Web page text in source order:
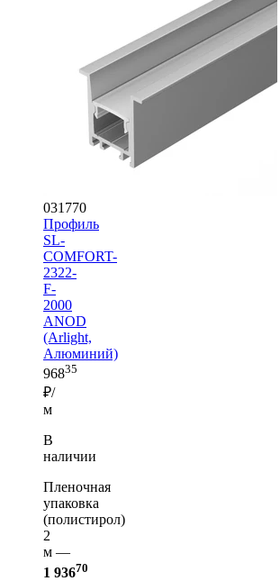
031770
Профиль
SL-
COMFORT-
2322-
F-
2000
ANOD
(Arlight,
Алюминий)
96835
₽/
м
В
наличии
Пленочная
упаковка
(полистирол)
2
м —
1 93670